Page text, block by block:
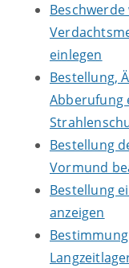
einlegen
Bestellung,
Abberufung
Bestellung
Vormund
Bestellung
anzeigen